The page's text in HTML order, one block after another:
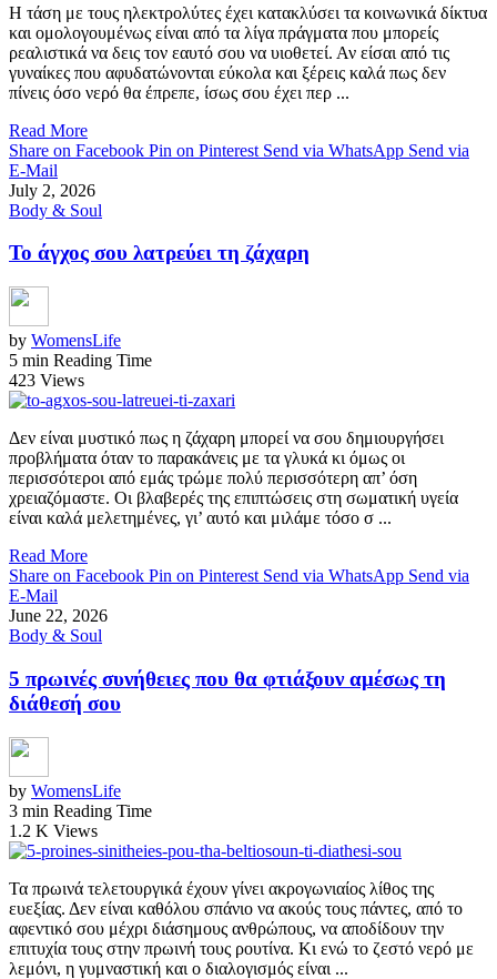
Η τάση με τους ηλεκτρολύτες έχει κατακλύσει τα κοινωνικά δίκτυα
και ομολογουμένως είναι από τα λίγα πράγματα που μπορείς
ρεαλιστικά να δεις τον εαυτό σου να υιοθετεί. Αν είσαι από τις
γυναίκες που αφυδατώνονται εύκολα και ξέρεις καλά πως δεν
πίνεις όσο νερό θα έπρεπε, ίσως σου έχει περ ...
Read More
Share on Facebook Pin on Pinterest Send via WhatsApp Send via
E-Mail
July 2, 2026
Body & Soul
Το άγχος σου λατρεύει τη ζάχαρη
by WomensLife
5 min Reading Time
423 Views
Δεν είναι μυστικό πως η ζάχαρη μπορεί να σου δημιουργήσει
προβλήματα όταν το παρακάνεις με τα γλυκά κι όμως οι
περισσότεροι από εμάς τρώμε πολύ περισσότερη απ’ όση
χρειαζόμαστε. Οι βλαβερές της επιπτώσεις στη σωματική υγεία
είναι καλά μελετημένες, γι’ αυτό και μιλάμε τόσο σ ...
Read More
Share on Facebook Pin on Pinterest Send via WhatsApp Send via
E-Mail
June 22, 2026
Body & Soul
5 πρωινές συνήθειες που θα φτιάξουν αμέσως τη
διάθεσή σου
by WomensLife
3 min Reading Time
1.2 K Views
Τα πρωινά τελετουργικά έχουν γίνει ακρογωνιαίος λίθος της
ευεξίας. Δεν είναι καθόλου σπάνιο να ακούς τους πάντες, από το
αφεντικό σου μέχρι διάσημους ανθρώπους, να αποδίδουν την
επιτυχία τους στην πρωινή τους ρουτίνα. Κι ενώ το ζεστό νερό με
λεμόνι, η γυμναστική και ο διαλογισμός είναι ...